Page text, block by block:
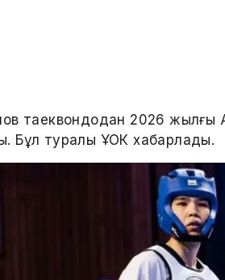
таеквондодан 2026 жылғы
Бұл туралы ҰОК хабарлады.